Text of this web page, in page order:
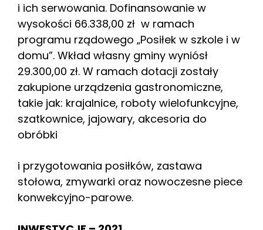
i ich serwowania. Dofinansowanie w
wysokości 66.338,00 zł w ramach
programu rządowego „Posiłek w szkole i w
domu”. Wkład własny gminy wyniósł
29.300,00 zł. W ramach dotacji zostały
zakupione urządzenia gastronomiczne,
takie jak: krajalnice, roboty wielofunkcyjne,
szatkownice, jajowary, akcesoria do
obróbki
i przygotowania posiłków, zastawa
stołowa, zmywarki oraz nowoczesne piece
konwekcyjno-parowe.